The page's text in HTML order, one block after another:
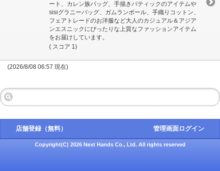
ート、カレン族バッグ、手描きバティックのアイテムや
sisiグラニーバッグ、ガムランボール、手織りコットン、
フェアトレードのお洋服など大人のカジュアル＆アジア
ンエスニックにぴったりな上質なファッションアイテム
をお届けしています。
( スコア 1)
(2026/8/08 06:57 現在)
店舗登録（無料） 管理画面ログイン
Copyright(C) 2026 Next Hands Co., Ltd. All rights reserved